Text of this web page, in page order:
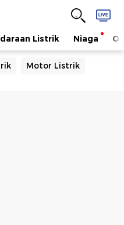
Listrik Niaga
Motor Listrik